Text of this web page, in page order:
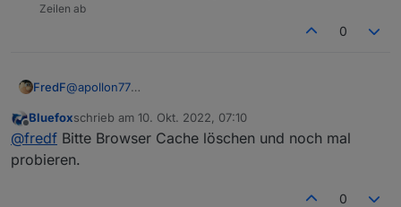
Zeilen ab
0
FredF@apollon77
einstellen.
Keine Fehlermeldungen im Log.
Komt aus diesem Beitrag:
https://forum.iobroker.net/topic/58444/cloud-0-adapter-
fehlermeldung-admin-instance-not-defined?
Offline
Bluefoxschrieb am 10. Okt. 2022, 07:10
zuletzt editiert von
@fredf Bitte Browser Cache löschen und noch mal
probieren.
0